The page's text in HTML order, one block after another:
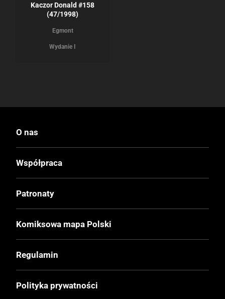
Kaczor Donald #158
(47/1998)
Egmont
Wydanie I
O nas
Współpraca
Patronaty
Komiksowa mapa Polski
Regulamin
Polityka prywatności